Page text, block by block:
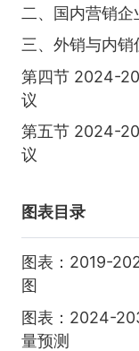
二、国内营销
三、外销与内销
第四节 2024-
议
第五节 2024-
议
图表目录
图表：2019-
图
图表：2024-
量预测